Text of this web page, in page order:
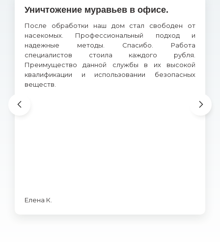
Уничтожение муравьев в офисе.
После обработки наш дом стал свободен от
насекомых. Профессиональный подход и
надежные методы. Спасибо. Работа
специалистов стоила каждого рубля.
Преимущество данной службы в их высокой
квалификации и использовании безопасных
веществ.
Елена К.